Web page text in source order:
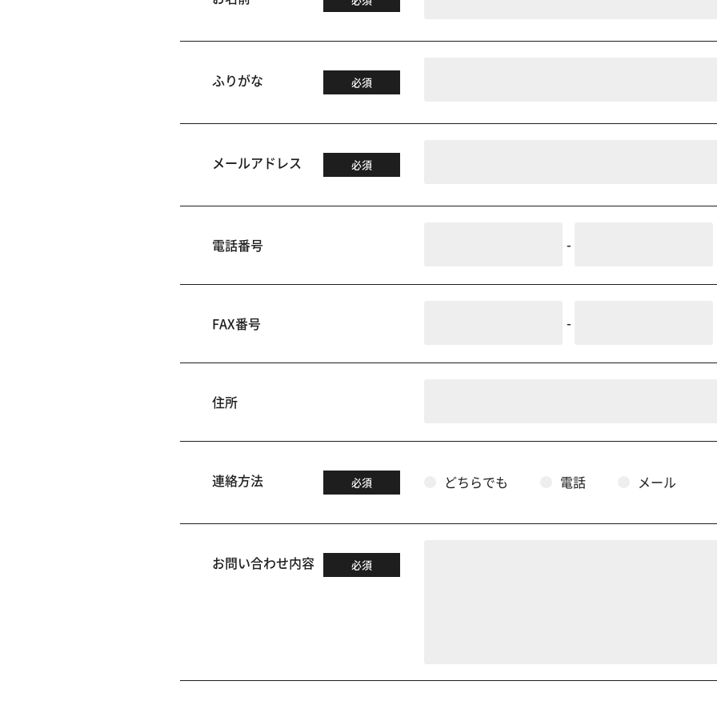
ふりがな 必須
メールアドレス 必須
電話番号 -
FAX番号 -
住所
連絡方法 必須 どちらでも 電話 メール
お問い合わせ内容 必須